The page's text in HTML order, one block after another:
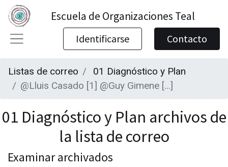
Escuela de Organizaciones Teal
Identificarse Contacto
Listas de correo
01 Diagnóstico y Plan
@Lluis Casado [1] @Guy Gimene [...]
01 Diagnóstico y Plan archivos de
la lista de correo
Examinar archivados